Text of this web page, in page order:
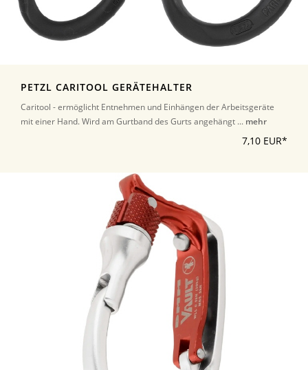
PETZL CARITOOL GERÄTEHALTER
Caritool - ermöglicht Entnehmen und Einhängen der Arbeitsgeräte
mit einer Hand. Wird am Gurtband des Gurts angehängt ... mehr
7,10 EUR*